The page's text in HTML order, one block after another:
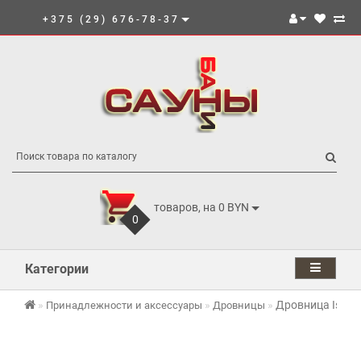
+375 (29) 676-78-37
0
товаров, на 0 BYN
Категории
Принадлежности и аксессуары Дровницы Дровница